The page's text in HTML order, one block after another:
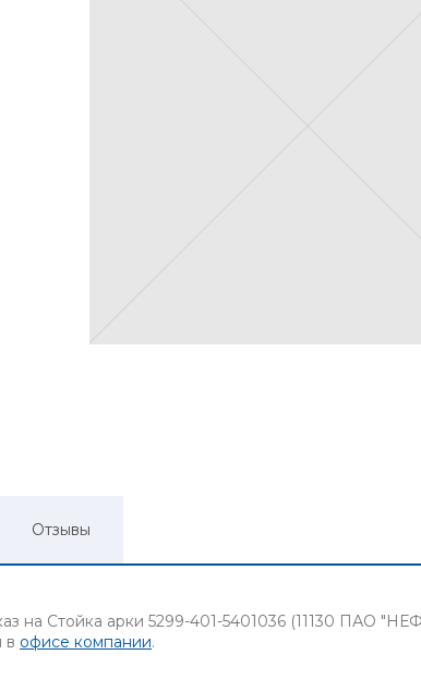
Отзывы
на Стойка арки 5299-401-5401036 (11130 ПАО
в офисе компании.